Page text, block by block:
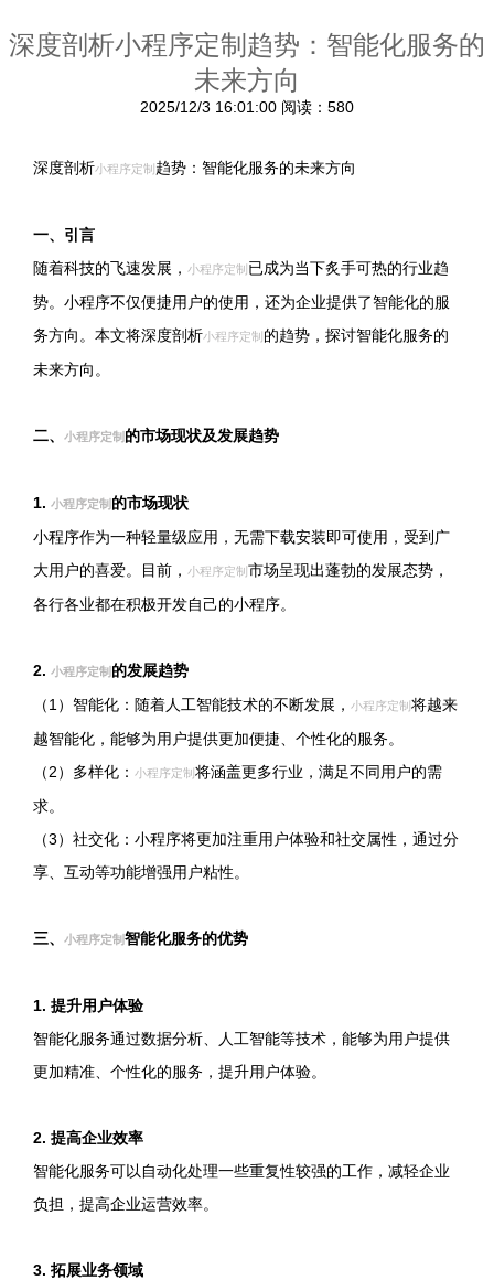
深度剖析小程序定制趋势：智能化服务的
未来方向
2025/12/3 16:01:00 阅读：580
深度剖析小程序定制 趋势：智能化服务的未来方向
一、引言
随着科技的飞速发展， 小程序定制 已成为当下炙手可热的行业趋
势。小程序不仅便捷用户的使用，还为企业提供了智能化的服
务方向。本文将深度剖析小程序定制 的趋势，探讨智能化服务的
未来方向。
二、 小程序定制 的市场现状及发展趋势
1. 小程序定制 的市场现状
小程序作为一种轻量级应用，无需下载安装即可使用，受到广
大用户的喜爱。目前， 小程序定制 市场呈现出蓬勃的发展态势，
各行各业都在积极开发自己的小程序。
2. 小程序定制 的发展趋势
（1）智能化：随着人工智能技术的不断发展， 小程序定制 将越来
越智能化，能够为用户提供更加便捷、个性化的服务。
（2）多样化： 小程序定制 将涵盖更多行业，满足不同用户的需
求。
（3）社交化：小程序将更加注重用户体验和社交属性，通过分
享、互动等功能增强用户粘性。
三、 小程序定制智能化服务的优势
1. 提升用户体验
智能化服务通过数据分析、人工智能等技术，能够为用户提供
更加精准、个性化的服务，提升用户体验。
2. 提高企业效率
智能化服务可以自动化处理一些重复性较强的工作，减轻企业
负担，提高企业运营效率。
3. 拓展业务领域